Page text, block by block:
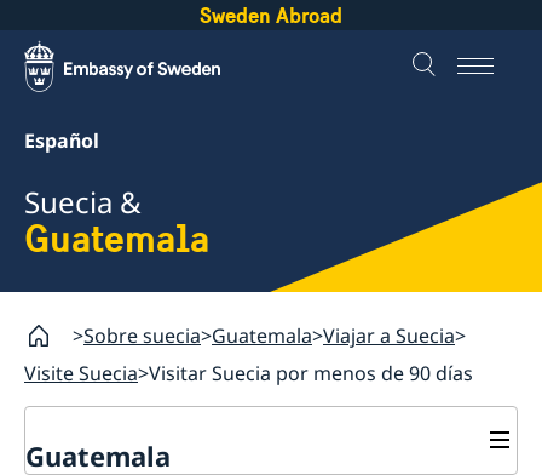
Sweden Abroad
Español
Suecia &
Guatemala
Sobre suecia Guatemala Viajar a Suecia
Visite Suecia Visitar Suecia por menos de 90 días
Guatemala